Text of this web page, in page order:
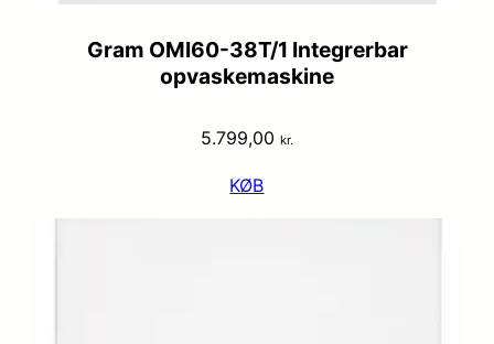
Gram OMI60-38T/1 Integrerbar
opvaskemaskine
5.799,00 kr.
KØB